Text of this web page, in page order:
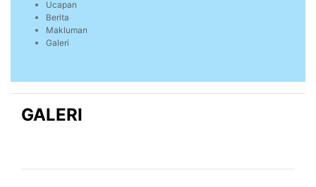
Ucapan
Berita
Makluman
Galeri
GALERI